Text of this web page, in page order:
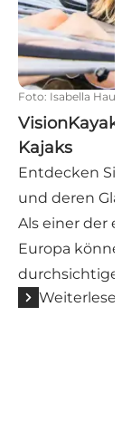
Foto: Isabella
Kajaks
Entdecken
und deren
Als einer der
Europa